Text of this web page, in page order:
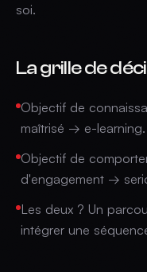
soi.
La grille de
Objectif de
maîtrisé → e-learning.
Objectif de
d'engagement →
Les deux ? Un
intégrer une